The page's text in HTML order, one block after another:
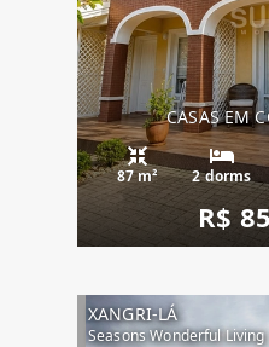
CASAS EM
87 m² 2 dorms
R$
XANGRI-LÁ
Seasons Wonderful Living